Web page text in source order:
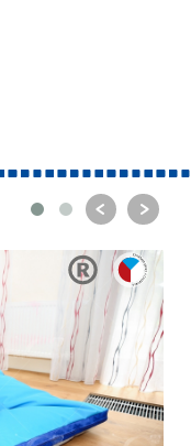
ČESKÝ
VÝROBEK
ORIGINÁLNÍ
DESIGN
< >